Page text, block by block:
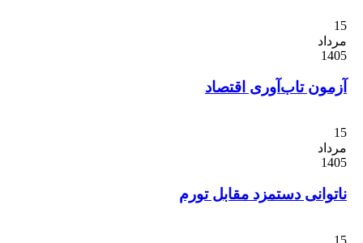
تاب‌آوری اقتصاد
دستمزد مقابل تورم